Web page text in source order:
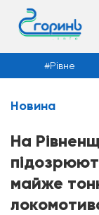
Новини
Рівне
Новина
На
майже